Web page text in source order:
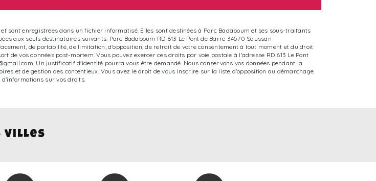
sont enregistrées dans un fichier informatisé. Elles sont destinées à Parc Badaboum et ses sous-traitants
aux seuls destinataires suivants: Parc Badaboum RD 613 Le Pont de Barre 34570 Saussan
de portabilité, de limitation, d’opposition, de retrait de votre consentement à tout moment et du droit
de vos données post-mortem. Vous pouvez exercer ces droits par voie postale à l'adresse RD 613 Le Pont
Un justificatif d'identité pourra vous être demandé. Nous conservons vos données pendant la
et de gestion des contentieux. Vous avez le droit de vous inscrire sur la liste d'opposition au démarchage
sur vos droits.
villes